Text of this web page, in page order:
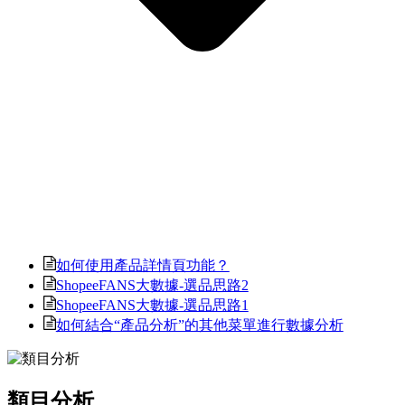
如何使用產品詳情頁功能？
ShopeeFANS大數據-選品思路2
ShopeeFANS大數據-選品思路1
如何結合“產品分析”的其他菜單進行數據分析